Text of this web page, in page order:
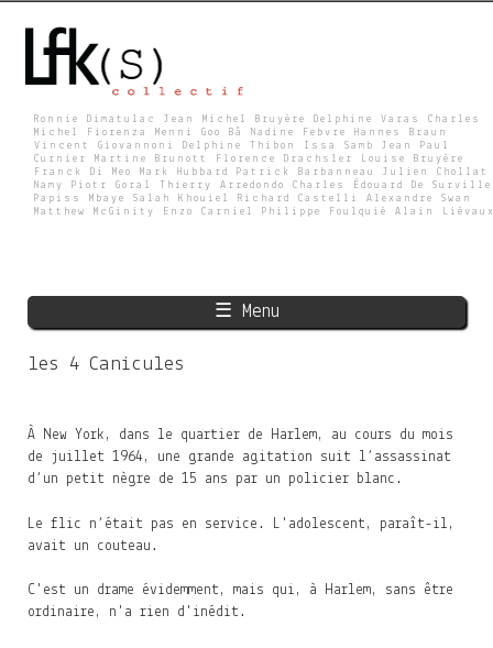
main
L
K
S
Ronnie Dimatulac Jean Michel Bruyère Delphine Varas Charles
Michel Fiorenza Menni Goo Bâ Nadine Febvre Hannes Braun
Vincent Giovannoni Delphine Thibon Issa Samb Jean Paul
Curnier Martine Brunott Florence Drachsler Louise Bruyère
Franck Di Meo Mark Hubbard Patrick Barbanneau Julien Chollat
Namy Piotr Goral Thierry Arredondo Charles Édouard De Surville
Papiss Mbaye Salah Khouiel Richard Castelli Alexandre Swan
Matthew McGinity Enzo Carniel Philippe Foulquié Alain
☰ Menu
les 4 Canicules
À New York, dans le quartier de Harlem, au cours du mois
de juillet 1964, une grande agitation suit l’assassinat
d’un petit nègre de 15 ans par un policier blanc.
Le flic n’était pas en service. L'adolescent, paraît-il,
avait un couteau.
C'est un drame évidemment, mais qui, à Harlem, sans être
ordinaire, n'a rien d'inédit.